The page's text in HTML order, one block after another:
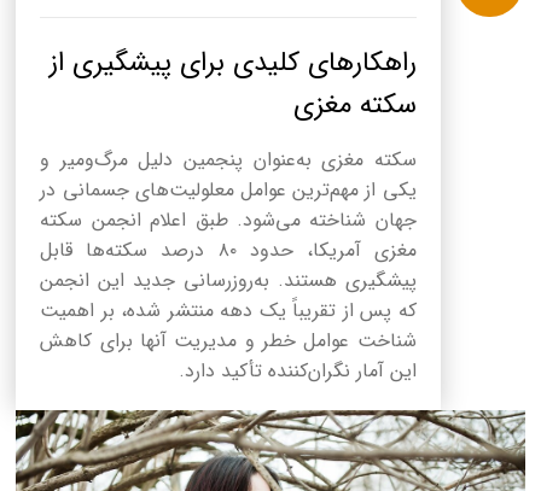
راهکارهای کلیدی برای پیشگیری از
سکته مغزی
سکته مغزی به‌عنوان پنجمین دلیل مرگ‌ومیر و
یکی از مهم‌ترین عوامل معلولیت‌های جسمانی در
جهان شناخته می‌شود. طبق اعلام انجمن سکته
مغزی آمریکا، حدود ۸۰ درصد سکته‌ها قابل
پیشگیری هستند. به‌روزرسانی جدید این انجمن
که پس از تقریباً یک دهه منتشر شده، بر اهمیت
شناخت عوامل خطر و مدیریت آنها برای کاهش
این آمار نگران‌کننده تأکید دارد.